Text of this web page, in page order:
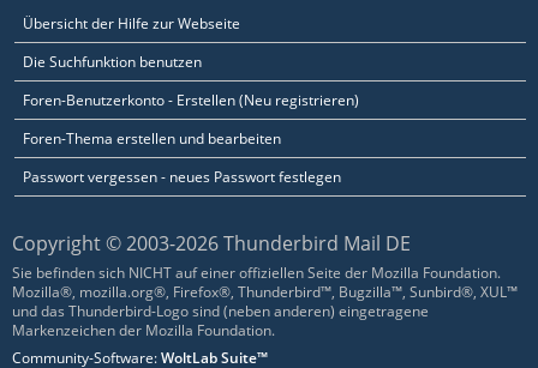
Übersicht der Hilfe zur Webseite
Die Suchfunktion benutzen
Foren-Benutzerkonto - Erstellen (Neu registrieren)
Foren-Thema erstellen und bearbeiten
Passwort vergessen - neues Passwort festlegen
Copyright © 2003-2026 Thunderbird Mail DE
Sie befinden sich NICHT auf einer offiziellen Seite der Mozilla Foundation.
Mozilla®, mozilla.org®, Firefox®, Thunderbird™, Bugzilla™, Sunbird®, XUL™
und das Thunderbird-Logo sind (neben anderen) eingetragene
Markenzeichen der Mozilla Foundation.
Community-Software:WoltLab Suite™